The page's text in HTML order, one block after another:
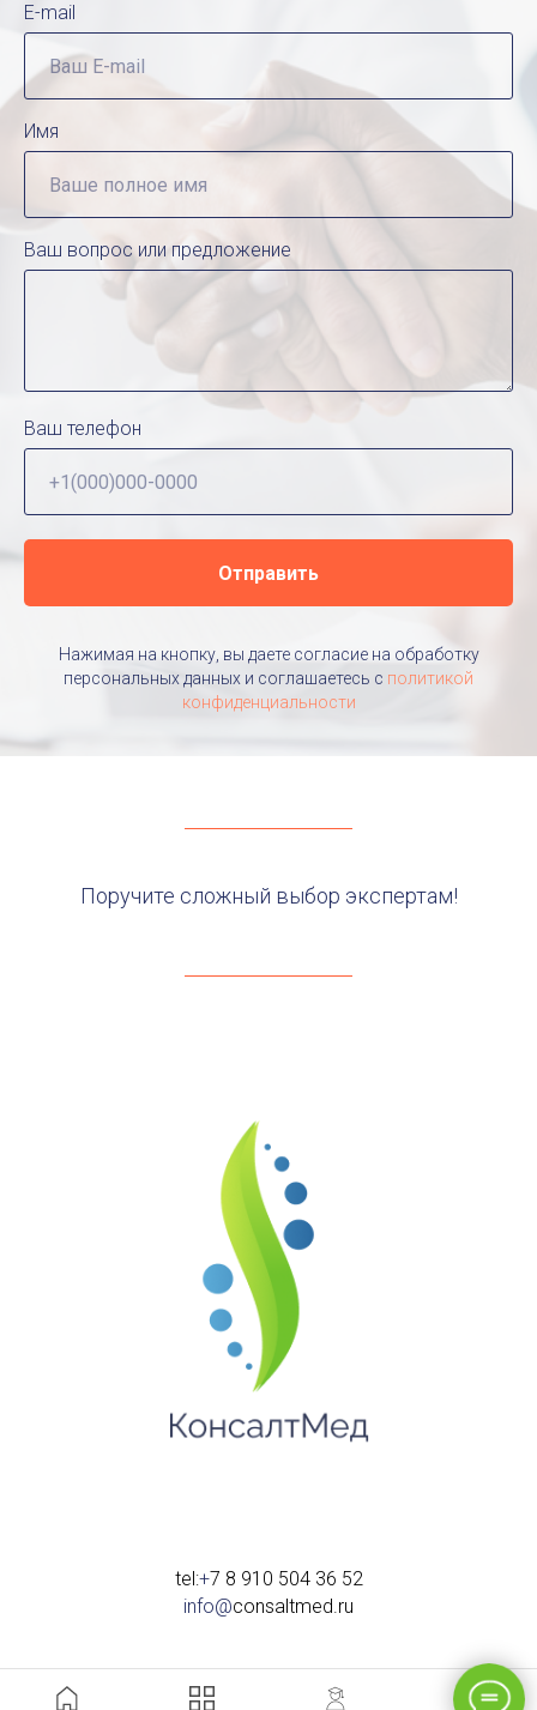
E-mail
Имя
Ваш вопрос или предложение
Ваш телефон
Отправить
Нажимая на кнопку, вы даете согласие на обработку
персональных данных и соглашаетесь c политикой
конфиденциальности
Поручите сложный выбор экспертам!
tel:+7 8 910 504 36 52
info@consaltmed.ru